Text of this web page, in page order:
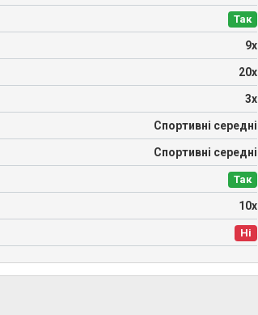
Так
9х
20х
3х
Спортивні середні
Спортивні середні
Так
10х
Ні